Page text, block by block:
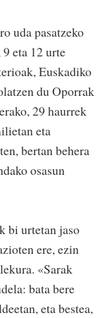
uda pasatzeko
eta 12 urte
Euskadiko
du Oporrak
29 haurrek
eta
bertan behera
osasun
bi urtetan jaso
ere, ezin
«Sarak
bata bere
eta bestea,